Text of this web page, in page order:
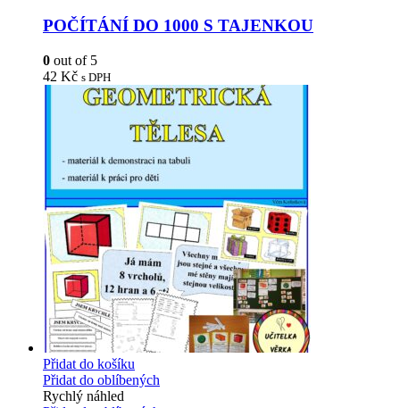
POČÍTÁNÍ DO 1000 S TAJENKOU
0 out of 5
42 Kč s DPH
Přidat do košíku
Přidat do oblíbených
Rychlý náhled